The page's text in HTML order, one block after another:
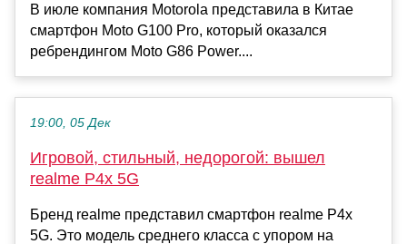
В июле компания Motorola представила в Китае
смартфон Moto G100 Pro, который оказался
ребрендингом Moto G86 Power....
19:00, 05 Дек
Игровой, стильный, недорогой: вышел
realme P4x 5G
Бренд realme представил смартфон realme P4x
5G. Это модель среднего класса с упором на